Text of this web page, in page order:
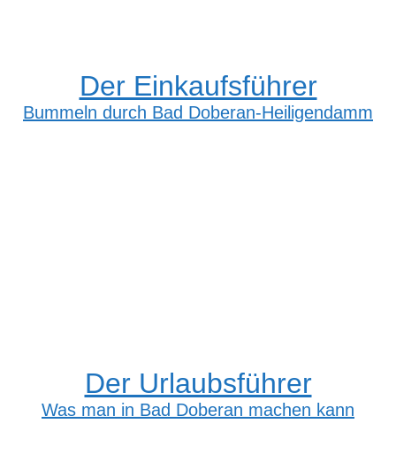
Der Einkaufsführer
Bummeln durch Bad Doberan-Heiligendamm
Der Urlaubsführer
Was man in Bad Doberan machen kann